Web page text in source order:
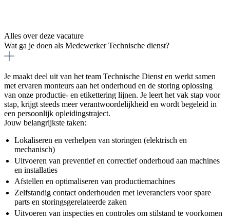
Alles over deze vacature
Wat ga je doen als Medewerker Technische dienst?
Je maakt deel uit van het team Technische Dienst en werkt samen
met ervaren monteurs aan het onderhoud en de storing oplossing
van onze productie- en etikettering lijnen. Je leert het vak stap voor
stap, krijgt steeds meer verantwoordelijkheid en wordt begeleid in
een persoonlijk opleidingstraject.
Jouw belangrijkste taken:
Lokaliseren en verhelpen van storingen (elektrisch en
mechanisch)
Uitvoeren van preventief en correctief onderhoud aan machines
en installaties
Afstellen en optimaliseren van productiemachines
Zelfstandig contact onderhouden met leveranciers voor spare
parts en storingsgerelateerde zaken
Uitvoeren van inspecties en controles om stilstand te voorkomen